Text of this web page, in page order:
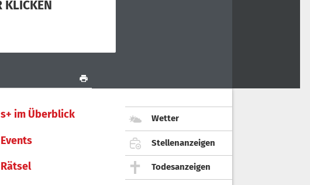
s+ im Überblick
Events
Rätsel
Wetter
Stellenanzeigen
Todesanzeigen